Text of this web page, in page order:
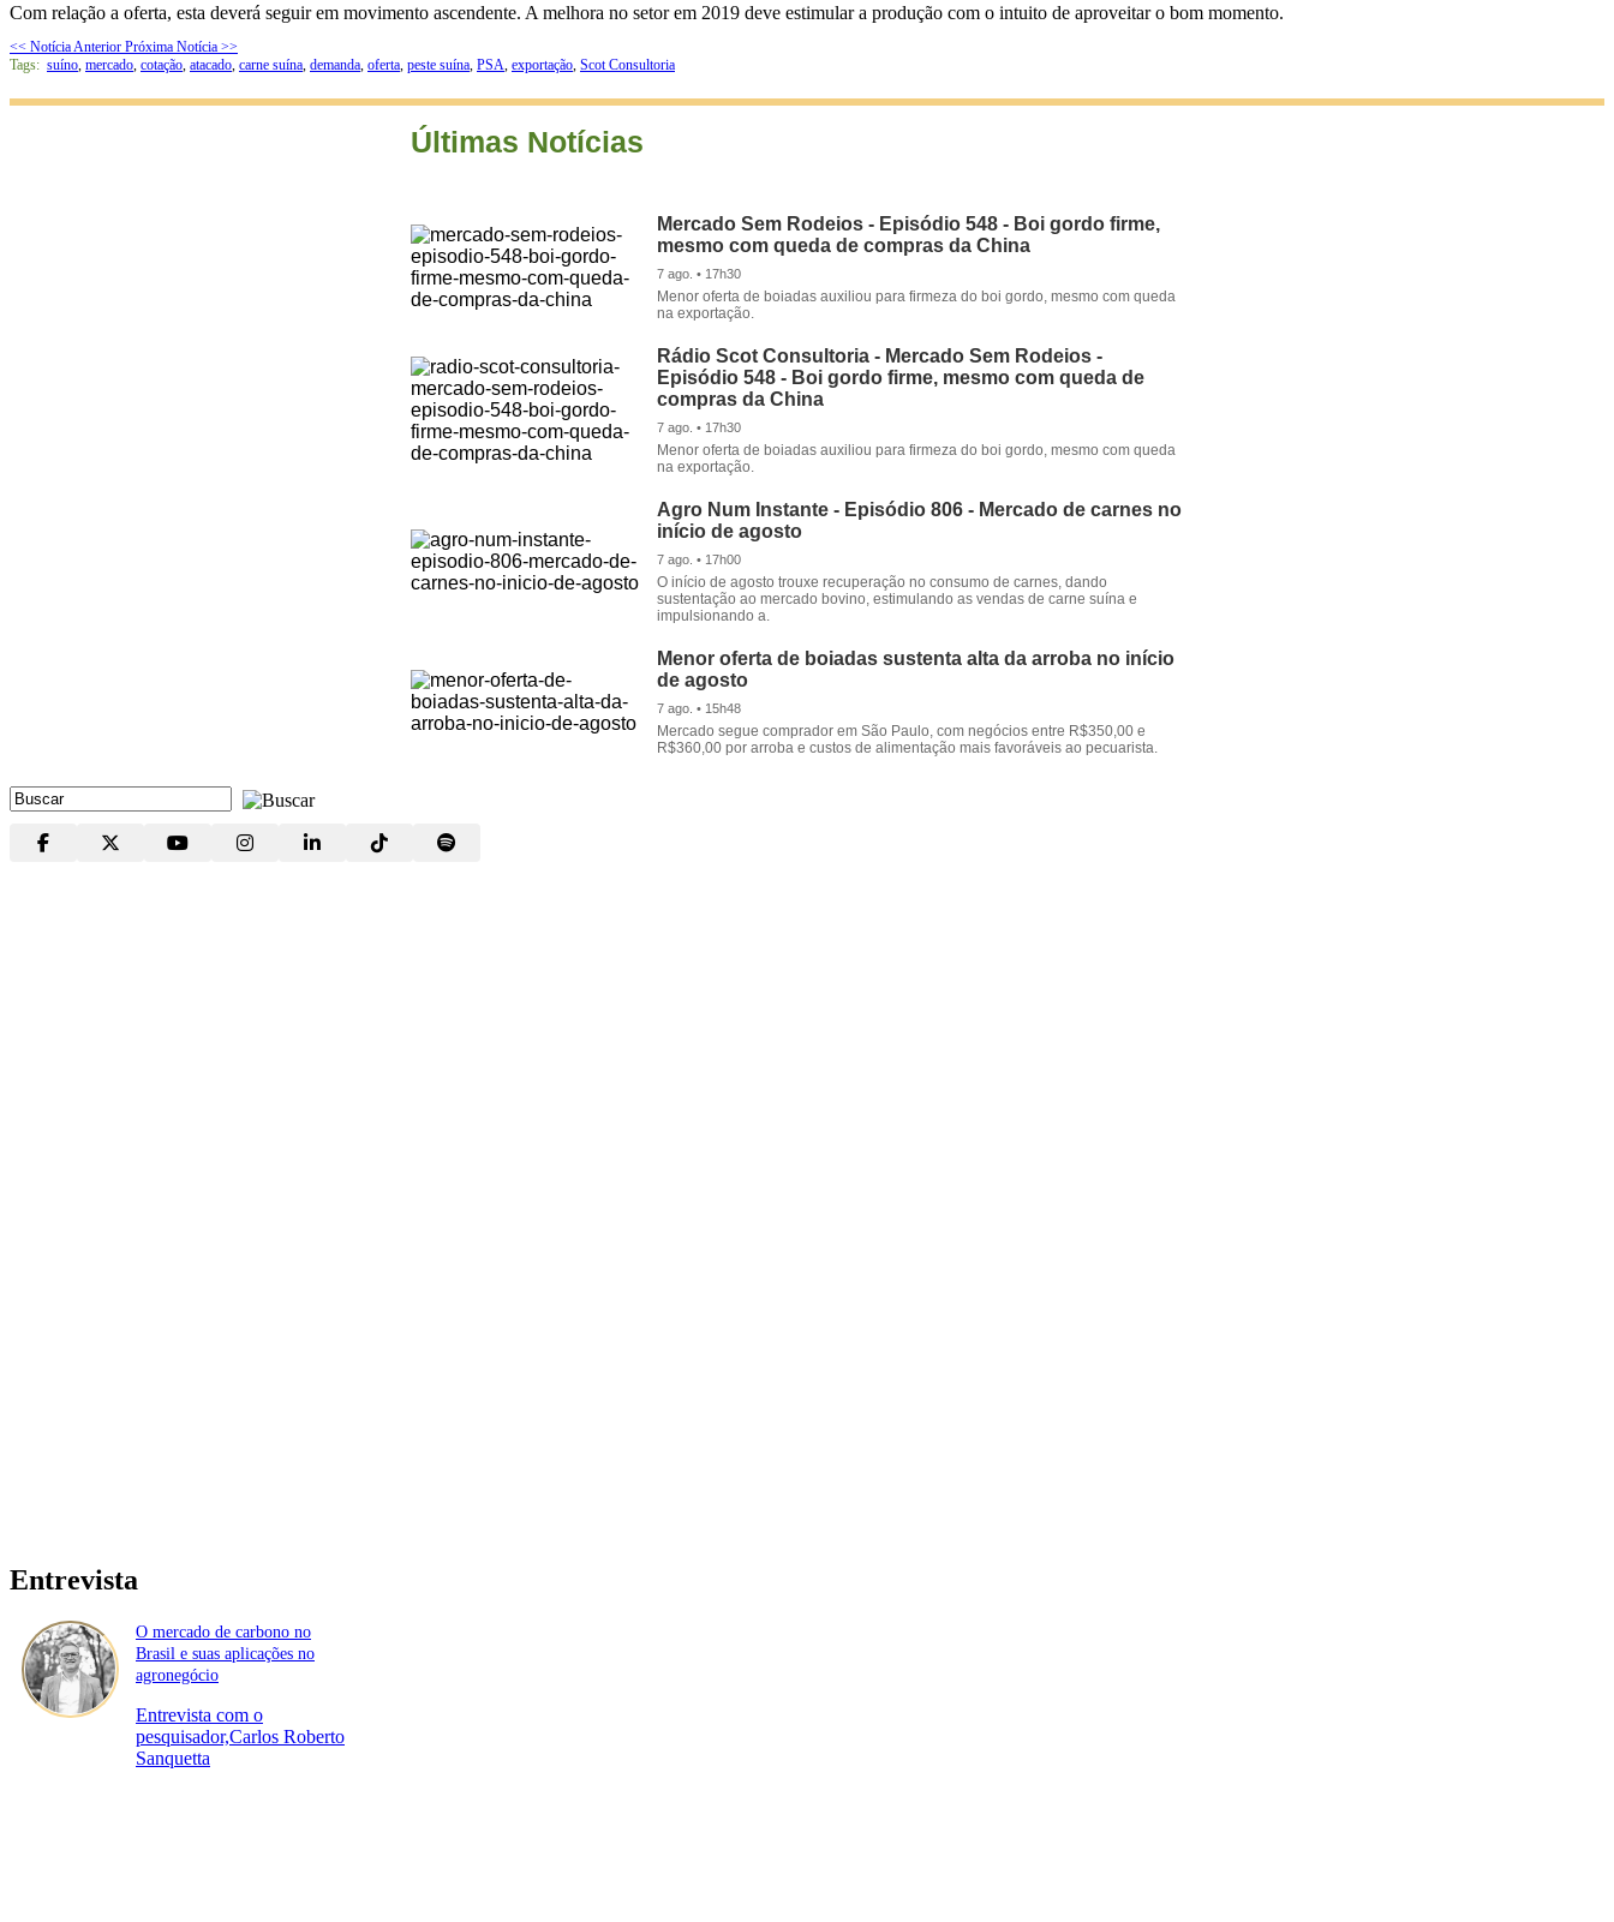
Com relação a oferta, esta deverá seguir em movimento ascendente. A melhora no setor em 2019 deve estimular a produção com o intuito de aproveitar o bom momento.
<< Notícia Anterior Próxima Notícia >>
Tags: suíno, mercado, cotação, atacado, carne suína, demanda, oferta, peste suína, PSA, exportação, Scot Consultoria
Últimas Notícias
Mercado Sem Rodeios - Episódio 548 - Boi gordo firme,
mesmo com queda de compras da China
7 ago. • 17h30
Menor oferta de boiadas auxiliou para firmeza do boi gordo, mesmo com queda
na exportação.
Rádio Scot Consultoria - Mercado Sem Rodeios -
Episódio 548 - Boi gordo firme, mesmo com queda de
compras da China
7 ago. • 17h30
Menor oferta de boiadas auxiliou para firmeza do boi gordo, mesmo com queda
na exportação.
Agro Num Instante - Episódio 806 - Mercado de carnes no
início de agosto
7 ago. • 17h00
O início de agosto trouxe recuperação no consumo de carnes, dando
sustentação ao mercado bovino, estimulando as vendas de carne suína e
impulsionando a.
Menor oferta de boiadas sustenta alta da arroba no início
de agosto
7 ago. • 15h48
Mercado segue comprador em São Paulo, com negócios entre R$350,00 e
R$360,00 por arroba e custos de alimentação mais favoráveis ao pecuarista.
Entrevista
O mercado de carbono no
Brasil e suas aplicações no
agronegócio
Entrevista com o
pesquisador,Carlos Roberto
Sanquetta